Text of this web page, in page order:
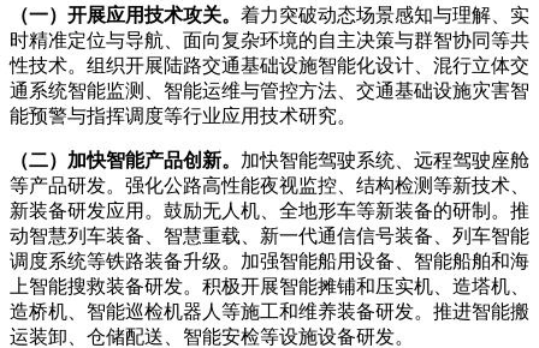
（一）开展应用技术攻关。 着力突破动态场景感知与理解、实
时精准定位与导航、面向复杂环境的自主决策与群智协同等共
性技术。组织开展陆路交通基础设施智能化设计、混行立体交
通系统智能监测、智能运维与管控方法、交通基础设施灾害智
能预警与指挥调度等行业应用技术研究。
（二）加快智能产品创新。 加快智能驾驶系统、远程驾驶座舱
等产品研发。强化公路高性能夜视监控、结构检测等新技术、
新装备研发应用。鼓励无人机、全地形车等新装备的研制。推
动智慧列车装备、智慧重载、新一代通信信号装备、列车智能
调度系统等铁路装备升级。加强智能船用设备、智能船舶和海
上智能搜救装备研发。积极开展智能摊铺和压实机、造塔机、
造桥机、智能巡检机器人等施工和维养装备研发。推进智能搬
运装卸、仓储配送、智能安检等设施设备研发。